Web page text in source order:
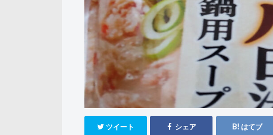
ツイート シェア はてブ